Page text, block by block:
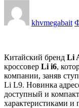
khvmegabait
Китайский бренд Li
кроссовер Li i6,
компании, заняв
Li L9. Новинка
доступный и
характеристиками и